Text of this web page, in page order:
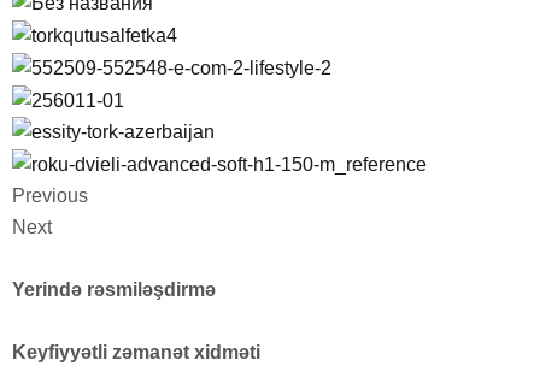
Previous
Next
Yerində rəsmiləşdirmə
Keyfiyyətli zəmanət xidməti